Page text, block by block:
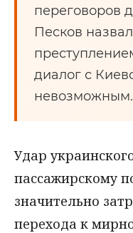
переговоров
Песков
диалог с
невозможным.
Удар
пассажирскому
значительно
перехода к